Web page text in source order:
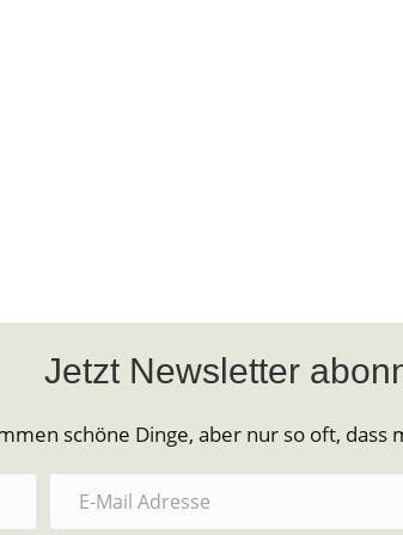
Jetzt Newsletter
schöne Dinge, aber nur so oft, dass